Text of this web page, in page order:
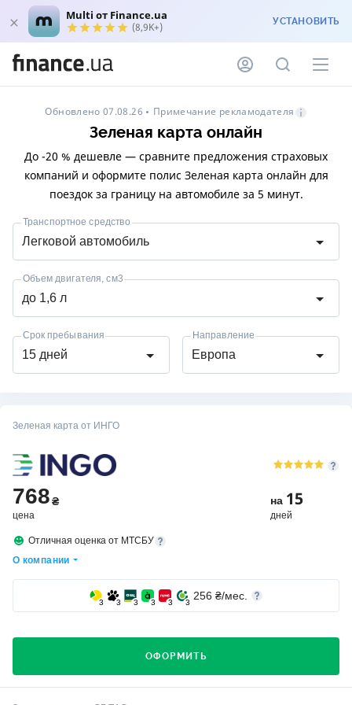
Multi от Finance.ua
(8,9K+) УСТАНОВИТЬ
Обновлено 07.08.26 Примечание рекламодателя
Зеленая карта онлайн
До -20 % дешевле — сравните предложения страховых
компаний и оформите полис Зеленая карта онлайн для
поездок за границу на автомобиле за 5 минут.
Легковой автомобиль
Транспортное средство
до 1,6 л
Объем двигателя, см3
15 дней
Срок пребывания
Европа
Направление
Зеленая карта от ИНГО
768₴
цена
на 15
дней
Отличная оценка от МТСБУ
О компании
3 3 3 3 3 3
256 ₴/мес.
ОФОРМИТЬ
Кто выбирает страховую компанию ИНГО?